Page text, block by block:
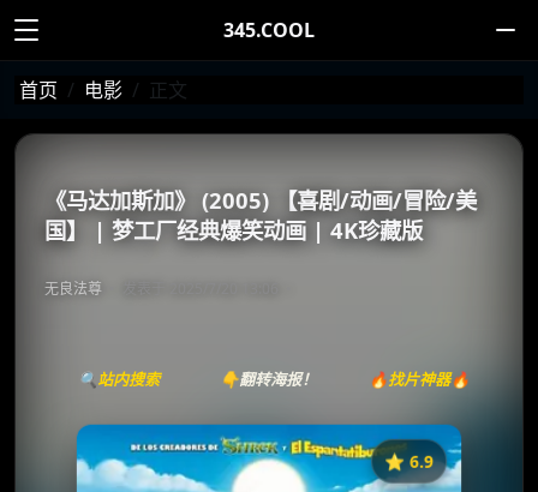
345.COOL
首页 电影 正文
《马达加斯加》 (2005) 【喜剧/动画/冒险/美
国】 | 梦工厂经典爆笑动画 | 4K珍藏版
无良法尊
🔍站内搜索 👇翻转海报！ 🔥找片神器🔥
⭐️ 6.9
《马达加斯加》
⭐
收藏